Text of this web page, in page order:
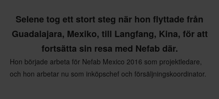
Selene tog ett stort steg när hon flyttade från
Guadalajara, Mexiko, till Langfang, Kina, för att
fortsätta sin resa med Nefab där.
Hon började arbeta för Nefab Mexico 2016 som projektledare,
och hon arbetar nu som inköpschef och försäljningskoordinator.